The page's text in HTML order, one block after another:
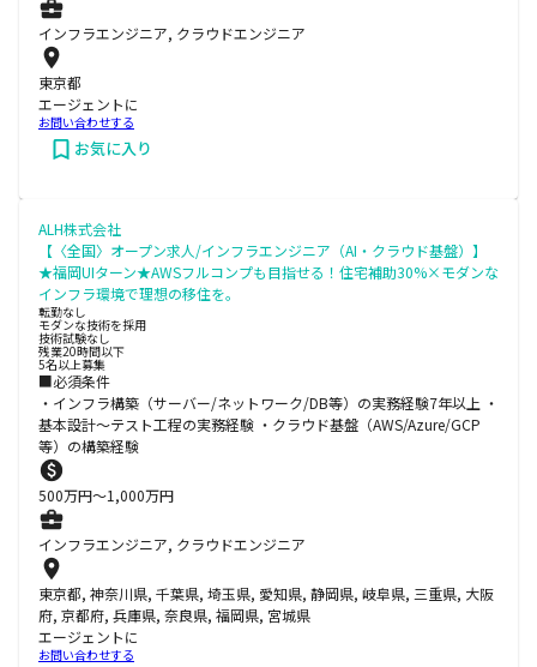
インフラエンジニア, クラウドエンジニア
東京都
エージェントに
お問い合わせする
お気に入り
ALH株式会社
【〈全国〉オープン求人/インフラエンジニア（AI・クラウド基盤）】
★福岡UIターン★AWSフルコンプも目指せる！住宅補助30%×モダンな
インフラ環境で理想の移住を。
転勤なし
モダンな技術を採用
技術試験なし
残業20時間以下
5名以上募集
■必須条件
・インフラ構築（サーバー/ネットワーク/DB等）の実務経験7年以上 ・
基本設計～テスト工程の実務経験 ・クラウド基盤（AWS/Azure/GCP
等）の構築経験
500万円〜1,000万円
インフラエンジニア, クラウドエンジニア
東京都, 神奈川県, 千葉県, 埼玉県, 愛知県, 静岡県, 岐阜県, 三重県, 大阪
府, 京都府, 兵庫県, 奈良県, 福岡県, 宮城県
エージェントに
お問い合わせする